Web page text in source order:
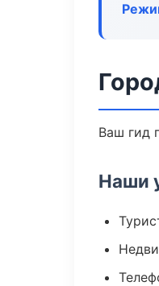
Ваш гид
Наши